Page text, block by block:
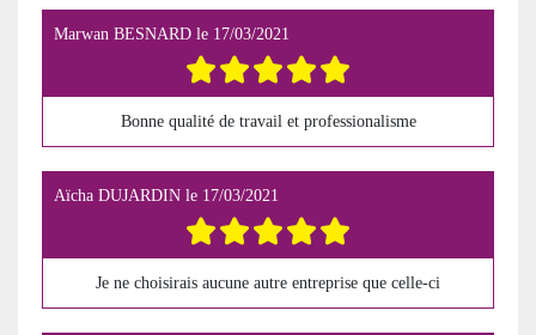
Marwan BESNARD le 17/03/2021
Bonne qualité de travail et professionalisme
Aïcha DUJARDIN le 17/03/2021
Je ne choisirais aucune autre entreprise que celle-ci